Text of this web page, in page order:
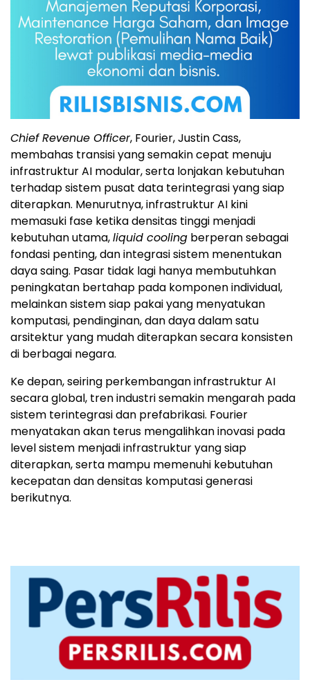
Chief Revenue Officer, Fourier, Justin Cass,
membahas transisi yang semakin cepat menuju
infrastruktur AI modular, serta lonjakan kebutuhan
terhadap sistem pusat data terintegrasi yang siap
diterapkan. Menurutnya, infrastruktur AI kini
memasuki fase ketika densitas tinggi menjadi
kebutuhan utama,liquid cooling berperan sebagai
fondasi penting, dan integrasi sistem menentukan
daya saing. Pasar tidak lagi hanya membutuhkan
peningkatan bertahap pada komponen individual,
melainkan sistem siap pakai yang menyatukan
komputasi, pendinginan, dan daya dalam satu
arsitektur yang mudah diterapkan secara konsisten
di berbagai negara.
Ke depan, seiring perkembangan infrastruktur AI
secara global, tren industri semakin mengarah pada
sistem terintegrasi dan prefabrikasi. Fourier
menyatakan akan terus mengalihkan inovasi pada
level sistem menjadi infrastruktur yang siap
diterapkan, serta mampu memenuhi kebutuhan
kecepatan dan densitas komputasi generasi
berikutnya.